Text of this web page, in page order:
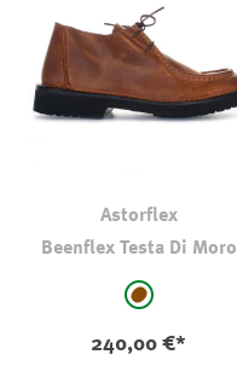
Astorflex
Beenflex Testa Di Moro
auswählen
mittelbraun
240,00 €*